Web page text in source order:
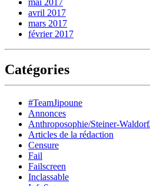
mai 2017
avril 2017
mars 2017
février 2017
Catégories
#TeamJipoune
Annonces
Anthroposophie/Steiner-
Articles de la rédaction
Censure
Fail
Failscreen
Inclassable